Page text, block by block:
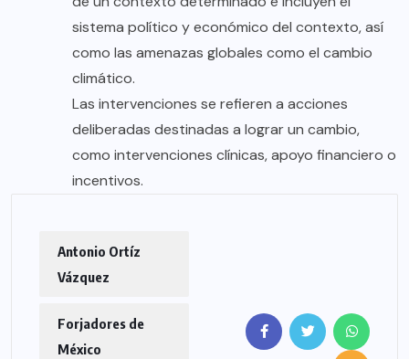
sistema político y económico del contexto, así
como las amenazas globales como el cambio
climático.
Las intervenciones se refieren a acciones
deliberadas destinadas a lograr un cambio,
como intervenciones clínicas, apoyo financiero o
incentivos.
Antonio Ortíz
Vázquez
Forjadores de
México